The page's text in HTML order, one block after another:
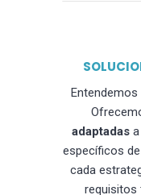
adaptadas
específicos
cada
requisitos